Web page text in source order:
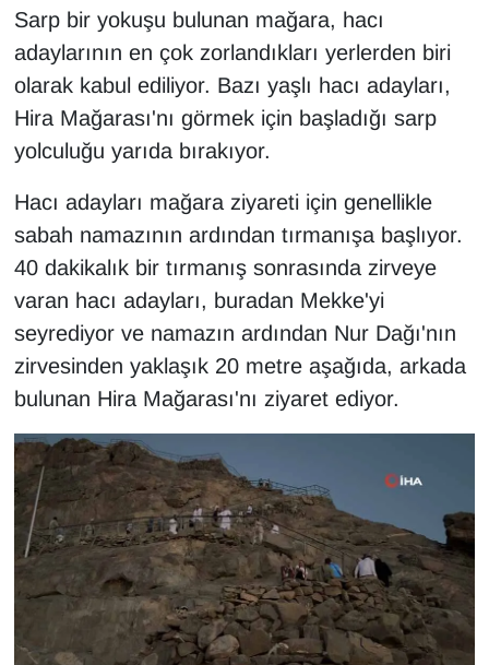
Sarp bir yokuşu bulunan mağara, hacı
adaylarının en çok zorlandıkları yerlerden biri
olarak kabul ediliyor. Bazı yaşlı hacı adayları,
Hira Mağarası'nı görmek için başladığı sarp
yolculuğu yarıda bırakıyor.
Hacı adayları mağara ziyareti için genellikle
sabah namazının ardından tırmanışa başlıyor.
40 dakikalık bir tırmanış sonrasında zirveye
varan hacı adayları, buradan Mekke'yi
seyrediyor ve namazın ardından Nur Dağı'nın
zirvesinden yaklaşık 20 metre aşağıda, arkada
bulunan Hira Mağarası'nı ziyaret ediyor.
KURDÎ
MAGAZİN
MEDYA
POLİTİKA
Resmi İlanlar
RÖPORTAJ
SAĞLIK
Seri İlan
Sinema - TV
SİYASET
SPOR